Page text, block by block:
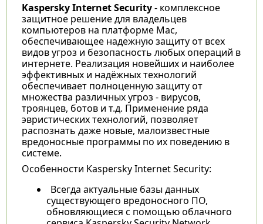
Kaspersky Internet Security- комплексное
защитное решение для владельцев
компьютеров на платформе Mac,
обеспечивающее надежную защиту от всех
видов угроз и безопасность любых операций в
интернете. Реализация новейших и наиболее
эффективных и надёжных технологий
обеспечивает полноценную защиту от
множества различных угроз - вирусов,
троянцев, ботов и т.д. Применение ряда
эвристических технологий, позволяет
распознать даже новые, малоизвестные
вредоносные программы по их поведению в
системе.
Особенности Kaspersky Internet Security:
Всегда актуальные базы данных
существующего вредоносного ПО,
обновляющиеся с помощью облачного